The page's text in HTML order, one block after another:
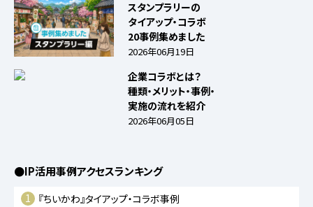
スタンプラリーの
タイアップ・コラボ
20事例集めました
2026年06月19日
企業コラボとは？
種類・メリット・事例・
実施の流れを紹介
2026年06月05日
●IP活用事例アクセスランキング
1
『ちいかわ』タイアップ・コラボ事例